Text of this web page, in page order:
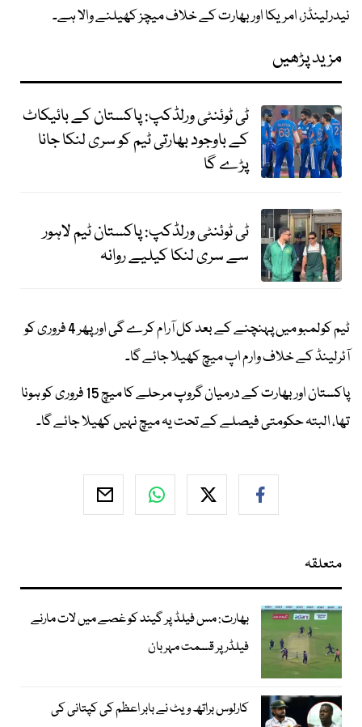
نیدرلینڈز، امریکا اور بھارت کے خلاف میچز کھیلنے والا ہے۔
مزید پڑھیں
ٹی ٹوئنٹی ورلڈکپ: پاکستان کے بائیکاٹ
کے باوجود بھارتی ٹیم کو سری لنکا جانا
پڑے گا
ٹی ٹوئنٹی ورلڈکپ: پاکستان ٹیم لاہور
سے سری لنکا کیلیے روانہ
ٹیم کولمبو میں پہنچنے کے بعد کل آرام کرے گی اور پھر 4 فروری کو
آئرلینڈ کے خلاف وارم اپ میچ کھیلا جائے گا۔
پاکستان اور بھارت کے درمیان گروپ مرحلے کا میچ 15 فروری کو ہونا
تھا، البتہ حکومتی فیصلے کے تحت یہ میچ نہیں کھیلا جائے گا۔
متعلقہ
بھارت: مس فیلڈ پر گیند کو غصے میں لات مارنے
فیلڈر پر قسمت مہربان
کارلوس براتھ ویٹ نے بابر اعظم کی کپتانی کی